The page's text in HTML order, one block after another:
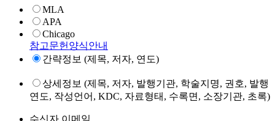
MLA
APA
Chicago
참고문헌양식안내
간략정보 (제목, 저자, 연도)
상세정보 (제목, 저자, 발행기관, 학술지명, 권호, 발행
연도, 작성언어, KDC, 자료형태, 수록면, 소장기관, 초록)
수신자 이메일